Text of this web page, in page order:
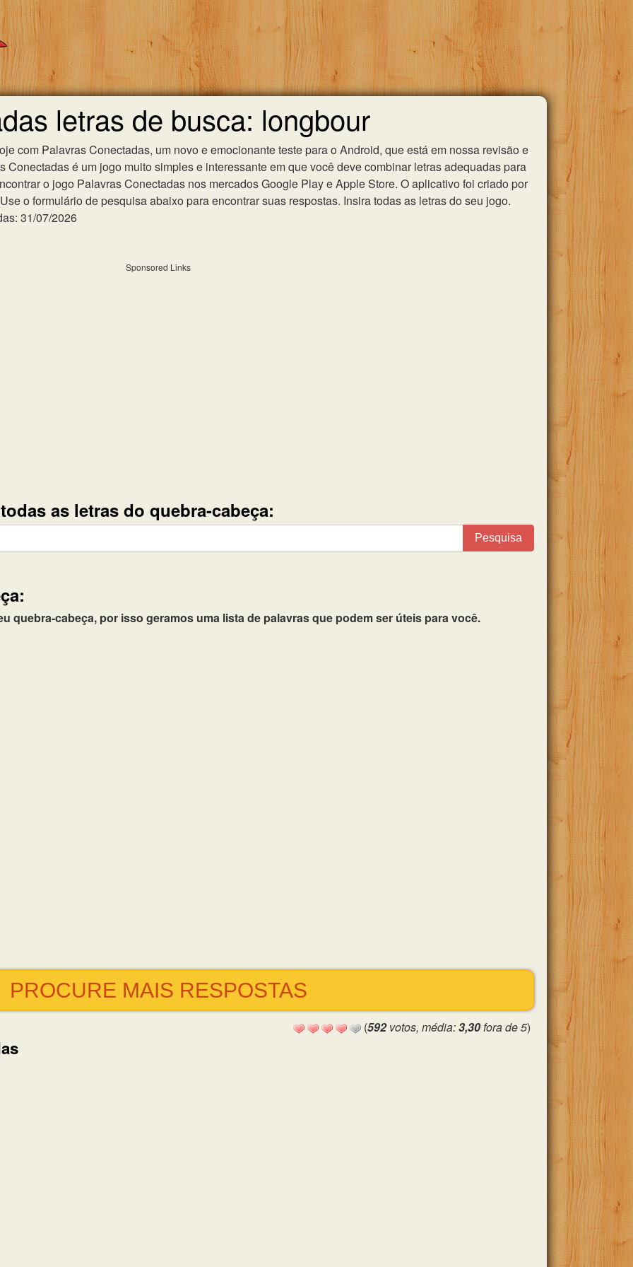
letras de busca: longbour
com Palavras Conectadas, um novo e emocionante teste para o Android, que está em nossa revisão e
Conectadas é um jogo muito simples e interessante em que você deve combinar letras adequadas para
o jogo Palavras Conectadas nos mercados Google Play e Apple Store. O aplicativo foi criado por
o formulário de pesquisa abaixo para encontrar suas respostas. Insira todas as letras do seu jogo.
31/07/2026
Sponsored Links
as letras do quebra-cabeça:
Pesquisa
quebra-cabeça, por isso geramos uma lista de palavras que podem ser úteis para você.
PROCURE MAIS RESPOSTAS
(592votos, média:3,30fora de 5)